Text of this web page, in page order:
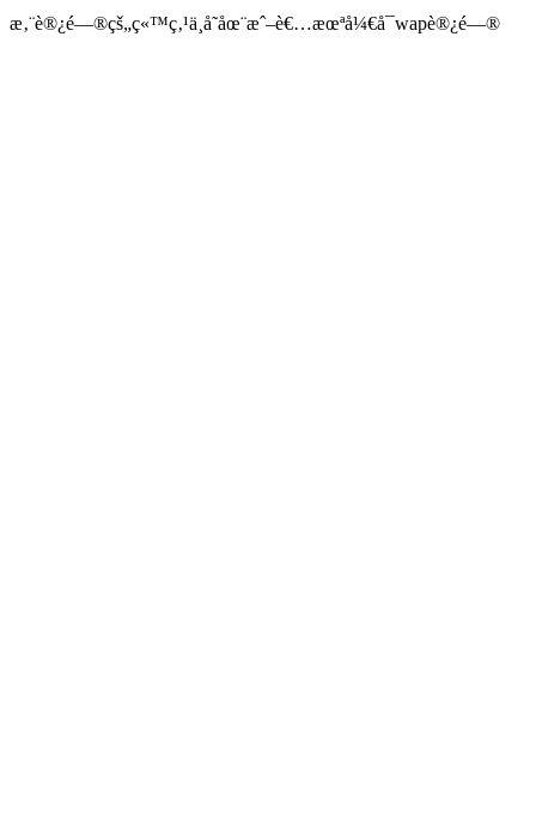
æ‚¨è®¿é—®çš„ç«™ç‚¹ä¸å­˜åœ¨æˆ–è€…æœªå¼€å¯wapè®¿é—®